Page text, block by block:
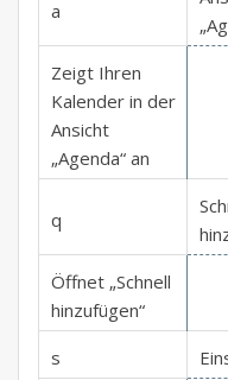
a
Zeigt Ihren
Kalender in der
Ansicht
„Agenda“ an
q
Öffnet „Schnell
hinzufügen“
s